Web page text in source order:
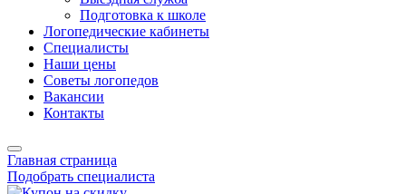
Подготовка к школе
Логопедические кабинеты
Специалисты
Наши цены
Советы логопедов
Вакансии
Контакты
Главная страница
Подобрать специалиста